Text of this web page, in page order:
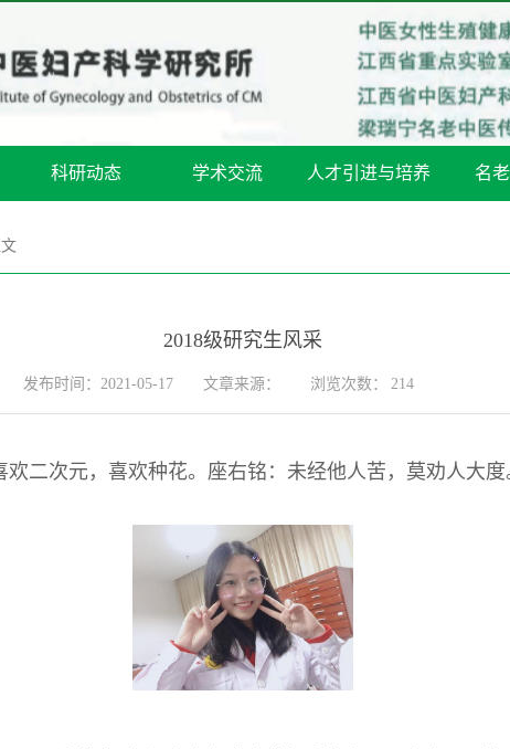
科研动态 学术交流 人才引进与培养 名
2018级研究生风采
发布时间：2021-05-17 文章来源： 浏览次数： 214
二次元，喜欢种花。座右铭：未经他人苦，莫劝人大度